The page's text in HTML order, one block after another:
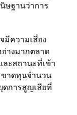
ษฐานว่าการ
มีความเสี่ยง
างมากตลาด
ะสถานะที่เข้า
ขาดทุนจำนวน
ดการสูญเสียที่